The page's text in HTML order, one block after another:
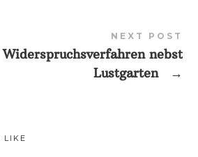
NEXT POST
Widerspruchsverfahren nebst
Lustgarten
→
LIKE